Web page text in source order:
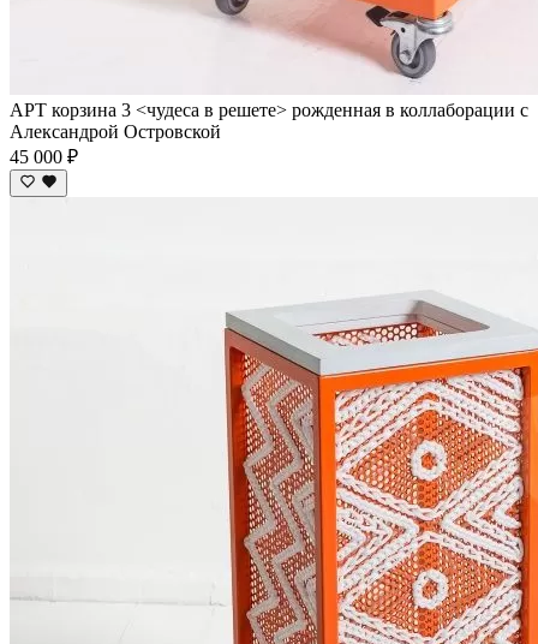
АРТ корзина 3 <чудеса в решете> рожденная в коллаборации с
Александрой Островской
45 000 ₽